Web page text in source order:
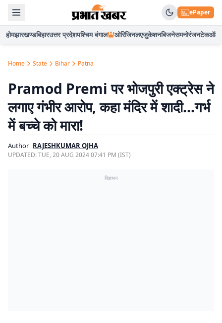
ePaper
होमझारखण्डबिहारउत्तर प्रदेशपश्चिम बंगाल ओरिजिनलएजुकेशनबिजनेसमनोरंजनटेकऑटो
Home State Bihar Patna
Pramod Premi पर भोजपुरी एक्ट्रेस ने
लगाए गंभीर आरोप, कहा मंदिर में शादी…गर्भ
में बच्चे को मारा!
Author RAJESHKUMAR OJHA
UPDATED:TUE, 20 AUG 2024 07:41 PM (IST)
विज्ञापन